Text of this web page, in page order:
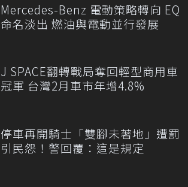
Mercedes-Benz 電動策略轉向 EQ
命名淡出 燃油與電動並行發展
J SPACE翻轉戰局奪回輕型商用車
冠軍 台灣2月車市年增4.8%
停車再開騎士「雙腳未著地」遭罰
引民怨！警回覆：這是規定